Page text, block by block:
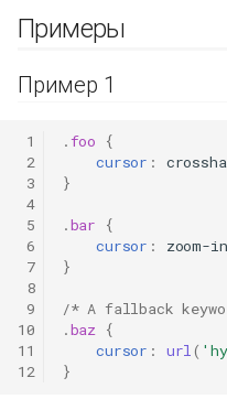
Примеры
Пример 1
1
2
3
4
5
6
7
8
9
10
11
12
.foo
{
cursor :
}
.bar
{
cursor : zoom-in
}
/* A fallback
.baz {
cursor : url(
}